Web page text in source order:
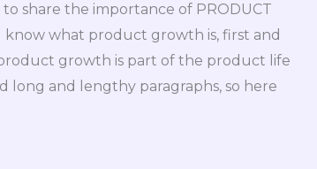
share the importance of PRODUCT
what product growth is, first and
growth is part of the product life
long and lengthy paragraphs, so here